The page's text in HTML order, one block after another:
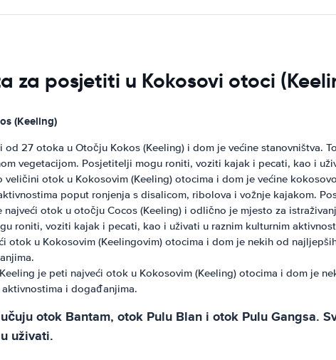
za posjetiti u Kokosovi otoci
(Keeling)
od 27 otoka u Otočju Kokos (Keeling) i dom je većine stanovništva.
vegetacijom. Posjetitelji mogu roniti, voziti kajak i pecati, kao i
veličini otok u Kokosovim (Keeling) otocima i dom je većine
poput ronjenja s disalicom, ribolova i vožnje kajakom.
otok u otočju Cocos (Keeling) i odlično je mjesto za
roniti, voziti kajak i pecati, kao i uživati ​​u raznim kulturnim
otok u Kokosovim (Keelingovim) otocima i dom je nekih od
je peti najveći otok u Kokosovim (Keeling) otocima i dom je
i događanjima.
otok Bantam, otok Pulu Blan i otok Pulu Gangsa.
uživati.